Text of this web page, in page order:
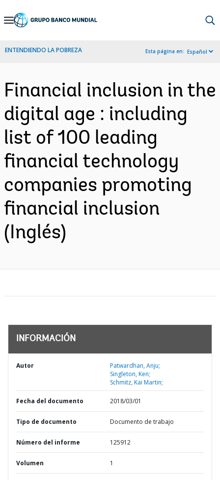
Skip
Navigation
ENTENDIENDO LA POBREZA Esta página en: Español
Financial inclusion in the
digital age : including
list of 100 leading
financial technology
companies promoting
financial inclusion
(Inglés)
INFORMACIÓN
Autor
Patwardhan, Anju;
Singleton, Ken;
Schmitz, Kai Martin;
Fecha del documento 2018/03/01
Tipo de documento Documento de trabajo
Número del informe 125912
Volumen 1